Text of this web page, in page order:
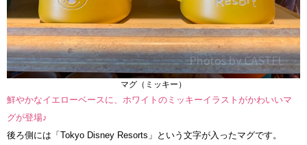
マグ（ミッキー）
鮮やかなイエローベースに、ホワイトのミッキーイラストがかわいいマ
グが登場♪
後ろ側には「Tokyo Disney Resorts」という文字が入ったマグです。